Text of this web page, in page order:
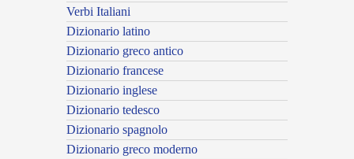
Verbi Italiani
Dizionario latino
Dizionario greco antico
Dizionario francese
Dizionario inglese
Dizionario tedesco
Dizionario spagnolo
Dizionario greco moderno